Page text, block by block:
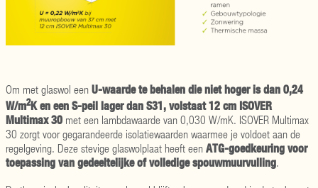
Om met glaswol een U-waarde te behalen die niet hoger is dan0,24
W/m2K en een S-peil lager dan S31, volstaat 12 cm ISOVER
Multimax 30 met een lambdawaarde van 0,030 W/mK. ISOVER Multimax
30 zorgt voor gegarandeerde isolatiewaarden waarmee je voldoet aan de
regelgeving. Deze stevige glaswolplaat heeft een ATG-goedkeuring voor
toepassing van gedeeltelijke of volledige spouwmuurvulling.